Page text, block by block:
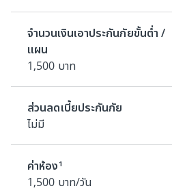
จำนวนเงินเอาประกันภัยขั้นต่ำ /
แผน
1,500 บาท
ส่วนลดเบี้ยประกันภัย
ไม่มี
ค่าห้อง¹
1,500 บาท/วัน